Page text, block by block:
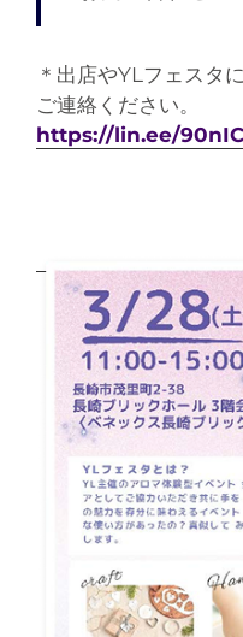
＊出店やYLフェスタ
ご連絡ください。
https://lin.ee/